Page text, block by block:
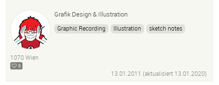
Grafik Design & Illustration
Graphic Recording Illustration
sketch notes
1070 Wien
6
13.01.2011 (aktualisiert 13.01.2020)